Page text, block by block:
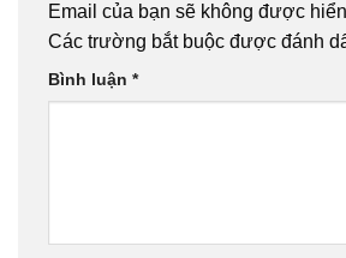
Email của bạn sẽ không được
Các trường bắt buộc được đánh
Bình luận *